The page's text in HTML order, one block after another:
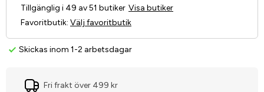
Skickas inom 1-2 arbetsdagar
Tillgänglig i 49 av 51 butiker Visa butiker
Favoritbutik: Välj favoritbutik
Fri frakt över 499 kr